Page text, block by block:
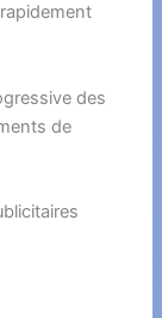
des
de